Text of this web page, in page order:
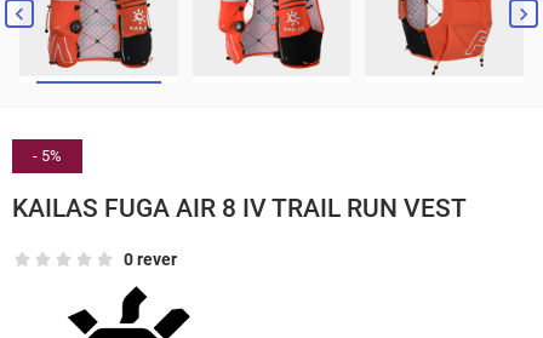
 
- 5%
KAILAS FUGA AIR 8 IV TRAIL RUN VEST
0 rever